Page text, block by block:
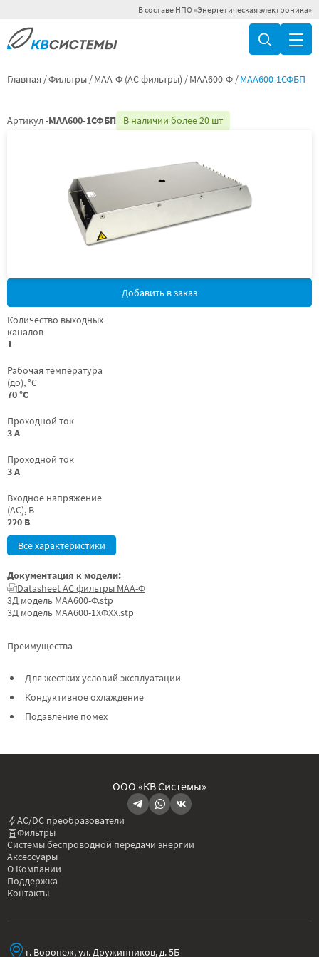
В составе НПО «Энергетическая электроника»
Главная Фильтры МАА-Ф (AC фильтры) МАА600-Ф МАА600-1СФБП
Артикул -МАА600-1СФБП В наличии более 20 шт
Добавить в заказ
Количество выходных
каналов
1
Рабочая температура
(до), °C
70 °C
Проходной ток
3 А
Проходной ток
3 А
Входное напряжение
(AC), В
220 В
Все характеристики
Преимущества
Для жестких условий эксплуатации
Кондуктивное охлаждение
Подавление помех
Документация к модели:
Datasheet AC фильтры МАА-Ф
3Д модель МАА600-Ф.stp
3Д модель МАА600-1ХФХХ.stp
ООО «КВ Системы»
AC/DC преобразователи
Фильтры
Системы беспроводной передачи энергии
Аксессуары
О Компании
Поддержка
Контакты
г. Воронеж, ул. Дружинников, д. 5Б